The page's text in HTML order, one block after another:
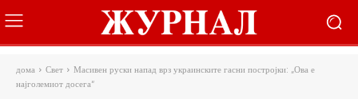
дома Свет
Масивен руски напад врз украинските гасни постројки: „Ова е
најголемиот досега“